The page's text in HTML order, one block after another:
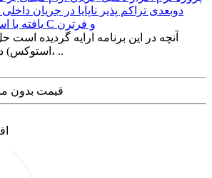
دوبعدی تراکم پذیر ناپایا در جریان
یافته با استفاده از نرم افزارهای C و فرترن
آنچه در این برنامه ارایه گردیده است
استوکس) دو بعدی تراکم‌پذیر ناپایا، ..
قیمت بدون مالیات: